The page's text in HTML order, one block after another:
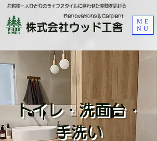
お客様一人ひとりのライフスタイルに合わせた空間を届ける
株式会社ウッド工舎
​Renovations＆Carpent
ME
NU
トイレ・洗面台・
手洗い